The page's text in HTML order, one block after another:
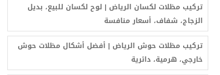
تركيب مظلات لكسان الرياض | لوح لكسان للبيع، بديل
الزجاج، شفاف، أسعار منافسة
تركيب مظلات حوش الرياض | أفضل أشكال مظلات حوش
خارجي، هرمية، دائرية